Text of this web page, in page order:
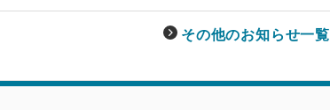
その他のお知らせ一覧